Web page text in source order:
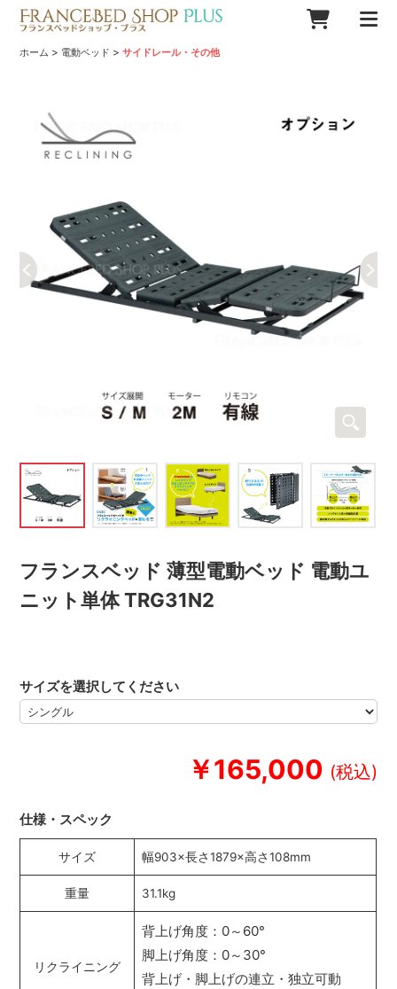
ホーム > 電動ベッド >サイドレール・その他
フランスベッド 薄型電動ベッド 電動ユ
ニット単体 TRG31N2
￥165,000
サイズを選択してください
仕様・スペック
サイズ 幅903×長さ1879×高さ108mm
重量 31.1kg
リクライニング
背上げ角度：0～60°
脚上げ角度：0～30°
背上げ・脚上げの連立・独立可動